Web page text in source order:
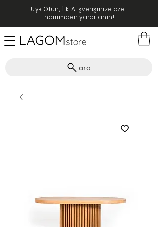
ara
Üye Olun, İlk Alışverişinize özel
indirimden yararlanın!